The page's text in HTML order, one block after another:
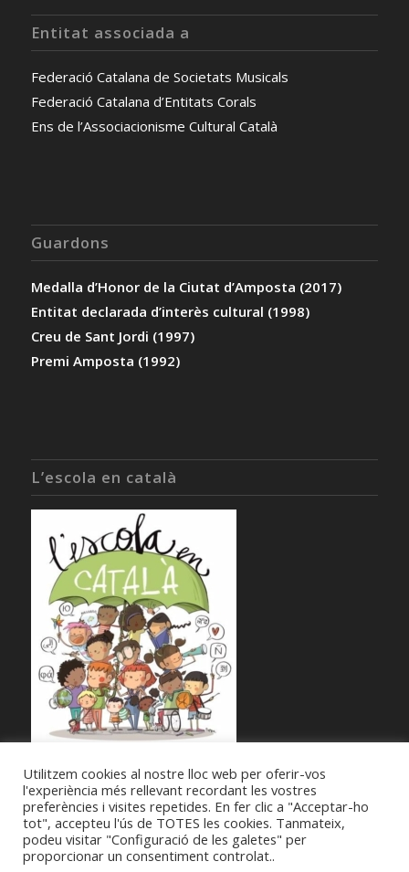
Entitat associada a
Federació Catalana de Societats Musicals
Federació Catalana d’Entitats Corals
Ens de l’Associacionisme Cultural Català
Guardons
Medalla d’Honor de la Ciutat d’Amposta (2017)
Entitat declarada d’interès cultural (1998)
Creu de Sant Jordi (1997)
Premi Amposta (1992)
L’escola en català
Utilitzem cookies al nostre lloc web per oferir-vos
l'experiència més rellevant recordant les vostres
preferències i visites repetides. En fer clic a "Acceptar-ho
tot", accepteu l'ús de TOTES les cookies. Tanmateix,
podeu visitar "Configuració de les galetes" per
proporcionar un consentiment controlat..